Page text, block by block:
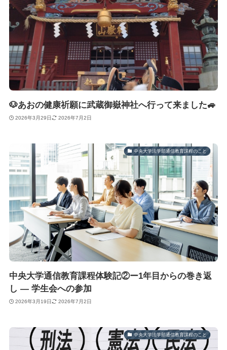
🐶あおの健康祈願に武蔵御嶽神社へ行って来ました🚙
2026年3月29日 2026年7月2日
中央大学法学部通信教育課程のこと
中央大学通信教育課程体験記②ー1年目からの巻き返
し ― 学生会への参加
2026年3月19日 2026年7月2日
中央大学法学部通信教育課程のこと